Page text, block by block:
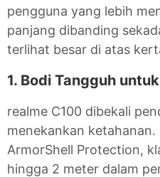
pengguna yang lebih
panjang dibanding
terlihat besar di atas
1. Bodi Tangguh
realme C100 dibekali
menekankan
ArmorShell Protection,
hingga 2 meter dalam